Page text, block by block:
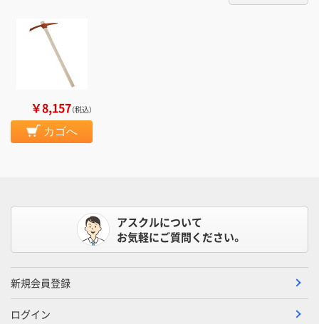
￥8,157（税込）
カゴへ
アスクルについて
お気軽にご質問ください。
新規会員登録
ログイン